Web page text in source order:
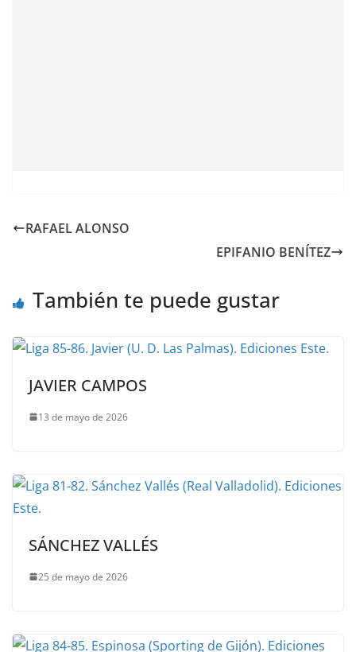
RAFAEL ALONSO
EPIFANIO BENÍTEZ
También te puede gustar
JAVIER CAMPOS
13 de mayo de 2026
SÁNCHEZ VALLÉS
25 de mayo de 2026